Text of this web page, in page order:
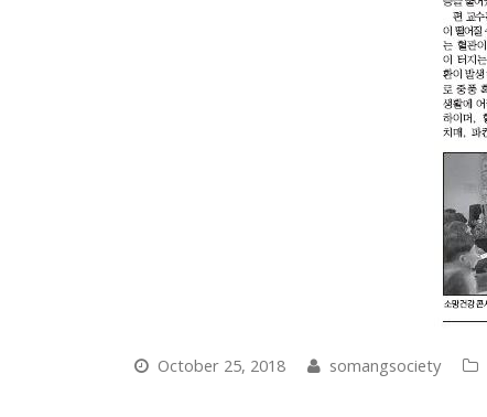
October 25, 2018 somangsociety